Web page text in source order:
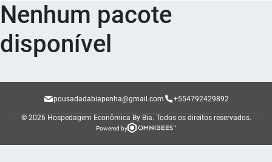
Nenhum pacote
disponível
pousadadabiapenha@gmail.com +554792429892
© 2026 Hospedagem Econômica By Bia. Todos os direitos reservados.
Powered by